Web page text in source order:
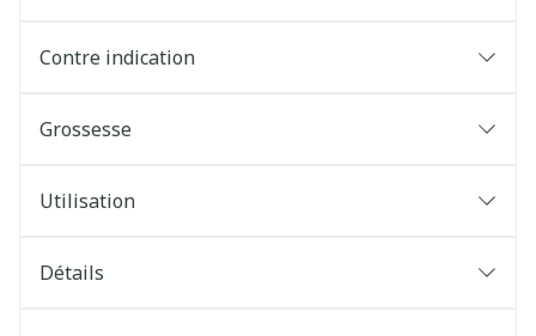
Contre indication
Grossesse
Utilisation
Détails